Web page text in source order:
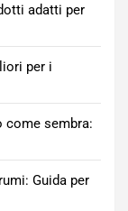
adatti per
per i
come sembra:
Guida per